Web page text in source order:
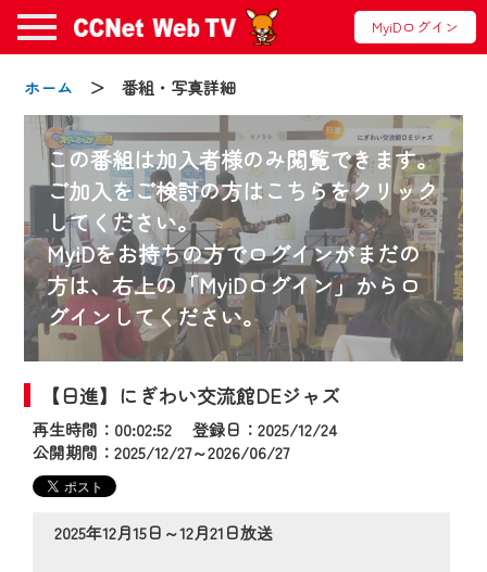
MyiDログイン
ホーム ＞ 番組・写真詳細
この番組は加入者様のみ閲覧できます。
ご加入をご検討の方はこちらをクリック
してください。
MyiDをお持ちの方でログインがまだの
方は、右上の「MyiDログイン」からロ
グインしてください。
【日進】にぎわい交流館DEジャズ
再生時間：00:02:52 登録日：2025/12/24
公開期間：2025/12/27～2026/06/27
2025年12月15日～12月21日放送
お知らせ
2024/09/02
動画配信サービス『CCNet Web TV』は2024
年9月24日からリニューアルします！
【変更点】
◆デザイン変更により、お住まいの地域
の動画コンテンツが一目瞭然。
◆当社アプリやＰＣブラウザから、いつ
でも・どこでも・外出先でも！